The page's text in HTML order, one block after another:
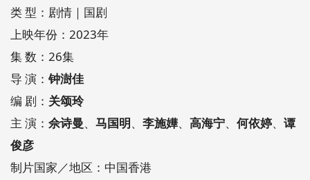
类 型：剧情｜国剧
上映年份：2023年
集 数：26集
导 演： 钟澍佳
编 剧： 关颂玲
主 演： 佘诗曼、 马国明、 李施嬅、 高海宁、 何依婷、 谭
俊彦
制片国家／地区：中国香港